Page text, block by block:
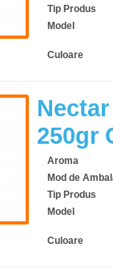
Tip Produs
Model
Culoare
250gr
Aroma
Mod de
Tip Produs
Model
Culoare